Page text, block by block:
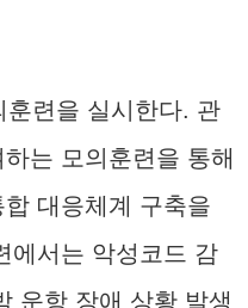
련을 실시한다. 관
는 모의훈련을 통해
대응체계 구축을
에서는 악성코드 감
운항 장애 상황 발생